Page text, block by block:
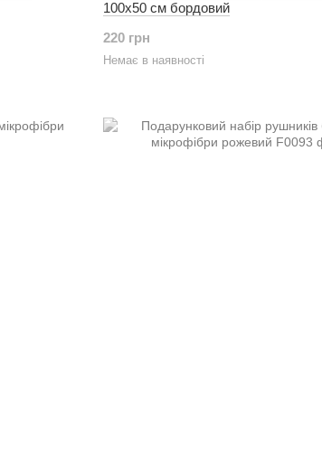
100х50 см бордовий
220 грн
Немає в наявності